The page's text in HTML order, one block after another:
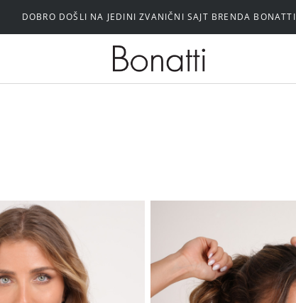
DOBRO DOŠLI NA JEDINI ZVANIČNI SAJT BRENDA BONATTI